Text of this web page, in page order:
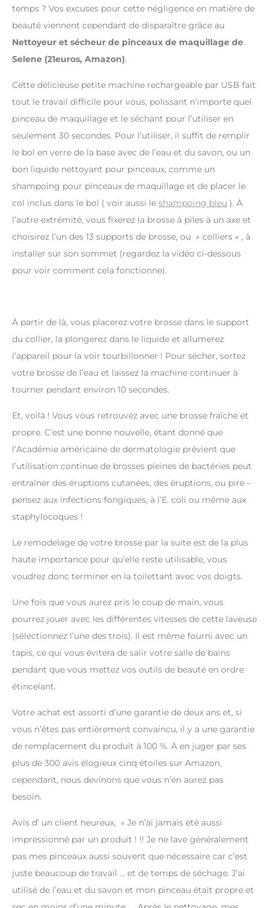
temps ? Vos excuses pour cette négligence en matière de
beauté viennent cependant de disparaître grâce au
Nettoyeur et sécheur de pinceaux de maquillage de
Selene (21euros, Amazon).
Cette délicieuse petite machine rechargeable par USB fait
tout le travail difficile pour vous, polissant n’importe quel
pinceau de maquillage et le séchant pour l’utiliser en
seulement 30 secondes. Pour l’utiliser, il suffit de remplir
le bol en verre de la base avec de l’eau et du savon, ou un
bon liquide nettoyant pour pinceaux, comme un
shampoing pour pinceaux de maquillage et de placer le
col inclus dans le bol ( voir aussi le shampoing bleu ). À
l’autre extrémité, vous fixerez la brosse à piles à un axe et
choisirez l’un des 13 supports de brosse, ou » colliers « , à
installer sur son sommet (regardez la vidéo ci-dessous
pour voir comment cela fonctionne).
À partir de là, vous placerez votre brosse dans le support
du collier, la plongerez dans le liquide et allumerez
l’appareil pour la voir tourbillonner ! Pour sécher, sortez
votre brosse de l’eau et laissez la machine continuer à
tourner pendant environ 10 secondes.
Et, voilà ! Vous vous retrouvez avec une brosse fraîche et
propre. C’est une bonne nouvelle, étant donné que
l’Académie américaine de dermatologie prévient que
l’utilisation continue de brosses pleines de bactéries peut
entraîner des éruptions cutanées, des éruptions, ou pire –
pensez aux infections fongiques, à l’E. coli ou même aux
staphylocoques !
Le remodelage de votre brosse par la suite est de la plus
haute importance pour qu’elle reste utilisable, vous
voudrez donc terminer en la toilettant avec vos doigts.
Une fois que vous aurez pris le coup de main, vous
pourrez jouer avec les différentes vitesses de cette laveuse
(sélectionnez l’une des trois). Il est même fourni avec un
tapis, ce qui vous évitera de salir votre salle de bains
pendant que vous mettez vos outils de beauté en ordre
étincelant.
Votre achat est assorti d’une garantie de deux ans et, si
vous n’êtes pas entièrement convaincu, il y a une garantie
de remplacement du produit à 100 %. À en juger par ses
plus de 300 avis élogieux cinq étoiles sur Amazon,
cependant, nous devinons que vous n’en aurez pas
besoin.
Avis d’ un client heureux, » Je n’ai jamais été aussi
impressionné par un produit ! !! Je ne lave généralement
pas mes pinceaux aussi souvent que nécessaire car c’est
juste beaucoup de travail … et de temps de séchage. J’ai
utilisé de l’eau et du savon et mon pinceau était propre et